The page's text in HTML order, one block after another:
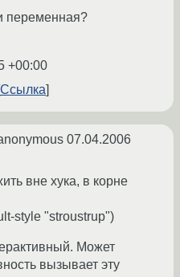
переменная?
+00:00
Ссылка
07.04.2006
вне хука, в корне
style "stroustrup")
Может
вызывает эту